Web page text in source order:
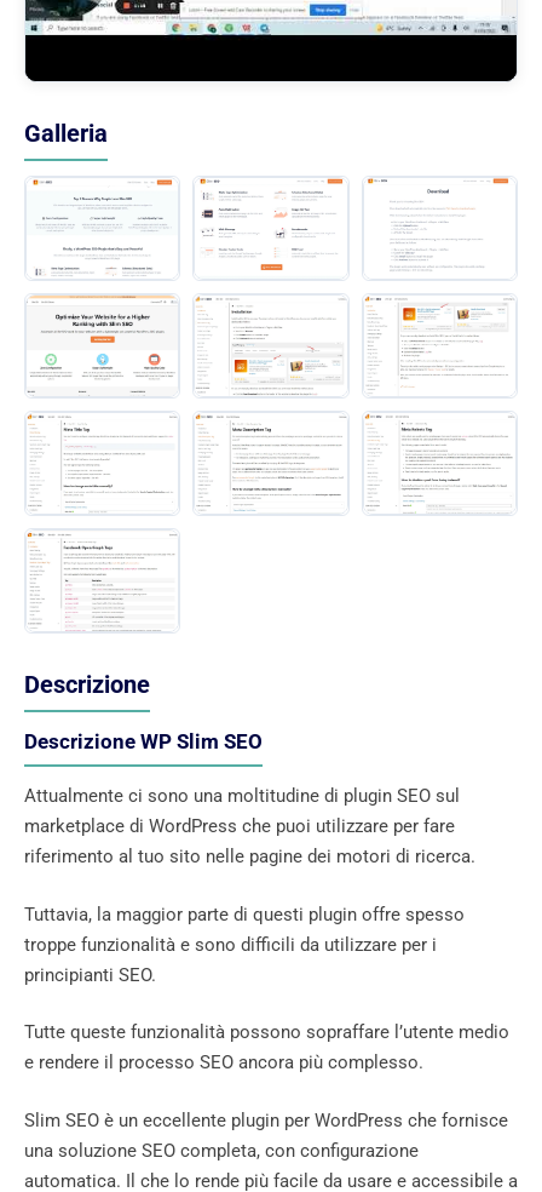
Galleria
Descrizione
Descrizione WP Slim SEO
Attualmente ci sono una moltitudine di plugin SEO sul
marketplace di WordPress che puoi utilizzare per fare
riferimento al tuo sito nelle pagine dei motori di ricerca.
Tuttavia, la maggior parte di questi plugin offre spesso
troppe funzionalità e sono difficili da utilizzare per i
principianti SEO.
Tutte queste funzionalità possono sopraffare l’utente medio
e rendere il processo SEO ancora più complesso.
Slim SEO è un eccellente plugin per WordPress che fornisce
una soluzione SEO completa, con configurazione
automatica. Il che lo rende più facile da usare e accessibile a